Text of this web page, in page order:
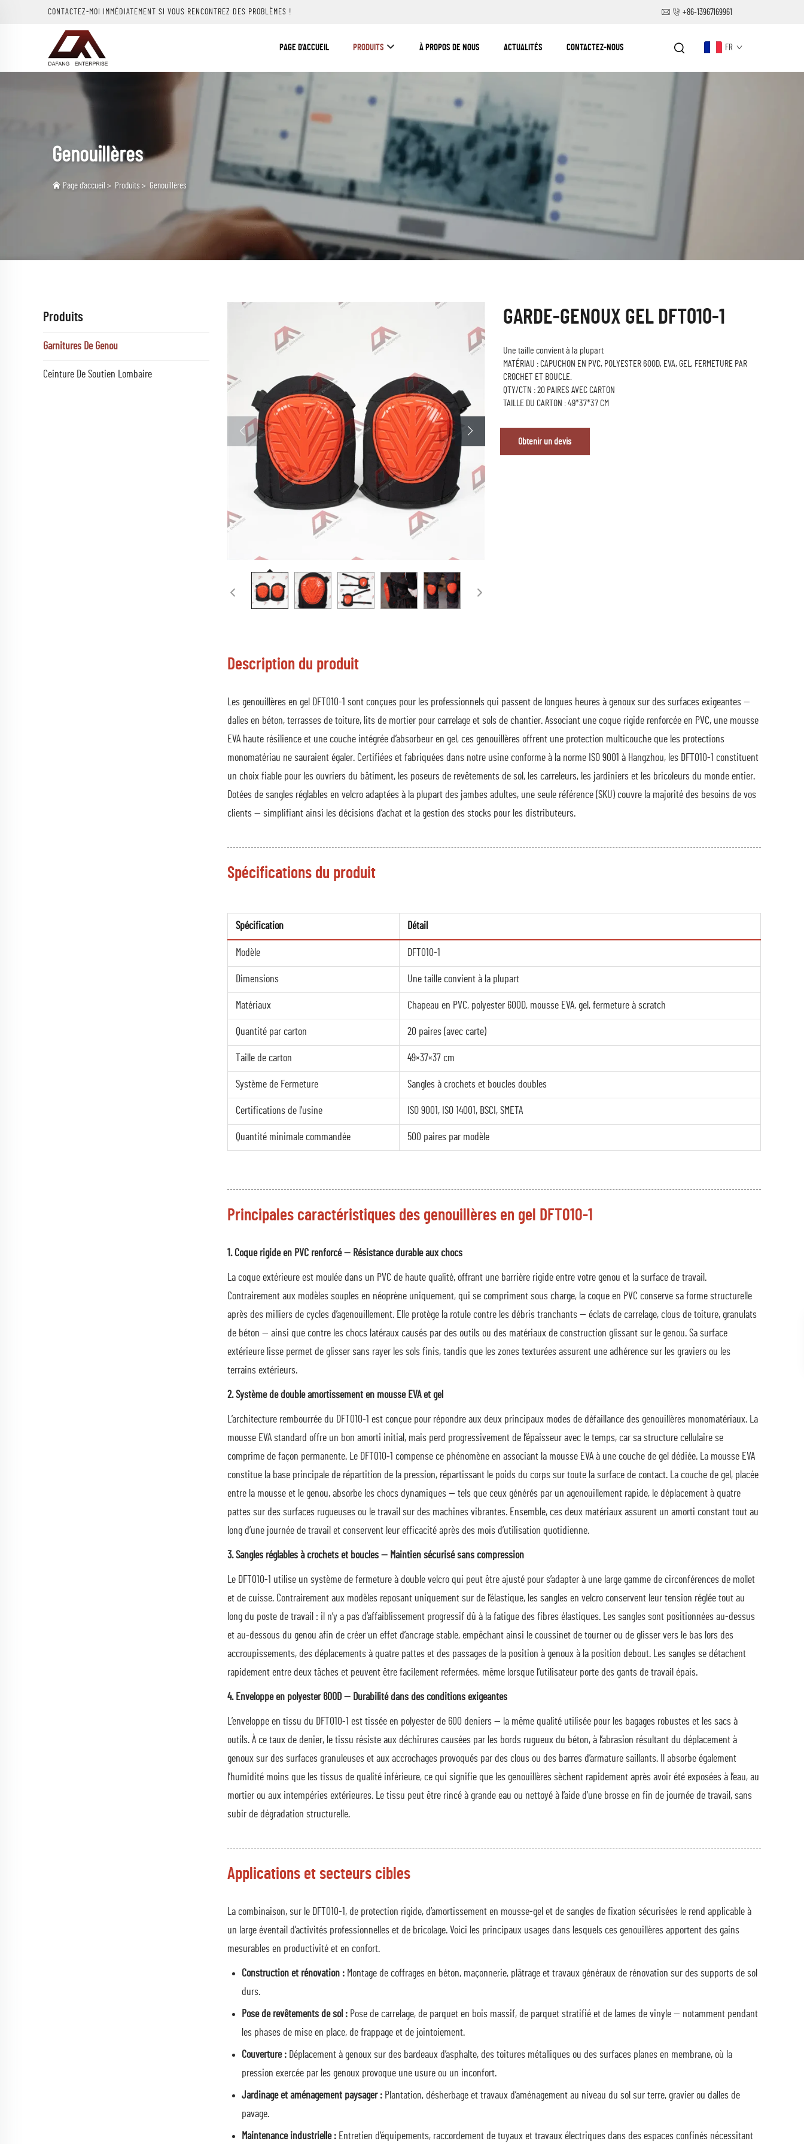
CONTACTEZ-MOI IMMÉDIATEMENT SI VOUS RENCONTREZ DES PROBLÈMES ! +86-13967169961
PAGE D’ACCUEIL PRODUITS À PROPOS DE NOUS ACTUALITÉS CONTACTEZ-NOUS FR
Genouillères
Page d’accueil > Produits > Genouillères
Produits
Garnitures De Genou
Ceinture De Soutien Lombaire
GARDE-GENOUX GEL DFT010-1
Une taille convient à la plupart
MATÉRIAU : CAPUCHON EN PVC, POLYESTER 600D, EVA, GEL, FERMETURE PAR
CROCHET ET BOUCLE.
QTY/CTN : 20 PAIRES AVEC CARTON
TAILLE DU CARTON : 49*37*37 CM
Obtenir un devis
Description du produit
Les genouillères en gel DFT010-1 sont conçues pour les professionnels qui passent de longues heures à genoux sur des surfaces exigeantes —
dalles en béton, terrasses de toiture, lits de mortier pour carrelage et sols de chantier. Associant une coque rigide renforcée en PVC, une mousse
EVA haute résilience et une couche intégrée d’absorbeur en gel, ces genouillères offrent une protection multicouche que les protections
monomatériau ne sauraient égaler. Certifiées et fabriquées dans notre usine conforme à la norme ISO 9001 à Hangzhou, les DFT010-1 constituent
un choix fiable pour les ouvriers du bâtiment, les poseurs de revêtements de sol, les carreleurs, les jardiniers et les bricoleurs du monde entier.
Dotées de sangles réglables en velcro adaptées à la plupart des jambes adultes, une seule référence (SKU) couvre la majorité des besoins de vos
clients — simplifiant ainsi les décisions d’achat et la gestion des stocks pour les distributeurs.
Spécifications du produit
Spécification Détail
Modèle DFT010-1
Dimensions Une taille convient à la plupart
Matériaux Chapeau en PVC, polyester 600D, mousse EVA, gel, fermeture à scratch
Quantité par carton 20 paires (avec carte)
Taille de carton 49×37×37 cm
Système de Fermeture Sangles à crochets et boucles doubles
Certifications de l'usine ISO 9001, ISO 14001, BSCI, SMETA
Quantité minimale commandée 500 paires par modèle
Principales caractéristiques des genouillères en gel DFT010-1
1. Coque rigide en PVC renforcé — Résistance durable aux chocs
La coque extérieure est moulée dans un PVC de haute qualité, offrant une barrière rigide entre votre genou et la surface de travail.
Contrairement aux modèles souples en néoprène uniquement, qui se compriment sous charge, la coque en PVC conserve sa forme structurelle
après des milliers de cycles d’agenouillement. Elle protège la rotule contre les débris tranchants — éclats de carrelage, clous de toiture, granulats
de béton — ainsi que contre les chocs latéraux causés par des outils ou des matériaux de construction glissant sur le genou. Sa surface
extérieure lisse permet de glisser sans rayer les sols finis, tandis que les zones texturées assurent une adhérence sur les graviers ou les
terrains extérieurs.
2. Système de double amortissement en mousse EVA et gel
L’architecture rembourrée du DFT010-1 est conçue pour répondre aux deux principaux modes de défaillance des genouillères monomatériaux. La
mousse EVA standard offre un bon amorti initial, mais perd progressivement de l’épaisseur avec le temps, car sa structure cellulaire se
comprime de façon permanente. Le DFT010-1 compense ce phénomène en associant la mousse EVA à une couche de gel dédiée. La mousse EVA
constitue la base principale de répartition de la pression, répartissant le poids du corps sur toute la surface de contact. La couche de gel, placée
entre la mousse et le genou, absorbe les chocs dynamiques — tels que ceux générés par un agenouillement rapide, le déplacement à quatre
pattes sur des surfaces rugueuses ou le travail sur des machines vibrantes. Ensemble, ces deux matériaux assurent un amorti constant tout au
long d’une journée de travail et conservent leur efficacité après des mois d’utilisation quotidienne.
3. Sangles réglables à crochets et boucles — Maintien sécurisé sans compression
Le DFT010-1 utilise un système de fermeture à double velcro qui peut être ajusté pour s’adapter à une large gamme de circonférences de mollet
et de cuisse. Contrairement aux modèles reposant uniquement sur de l’élastique, les sangles en velcro conservent leur tension réglée tout au
long du poste de travail : il n’y a pas d’affaiblissement progressif dû à la fatigue des fibres élastiques. Les sangles sont positionnées au-dessus
et au-dessous du genou afin de créer un effet d’ancrage stable, empêchant ainsi le coussinet de tourner ou de glisser vers le bas lors des
accroupissements, des déplacements à quatre pattes et des passages de la position à genoux à la position debout. Les sangles se détachent
rapidement entre deux tâches et peuvent être facilement refermées, même lorsque l’utilisateur porte des gants de travail épais.
4. Enveloppe en polyester 600D — Durabilité dans des conditions exigeantes
L’enveloppe en tissu du DFT010-1 est tissée en polyester de 600 deniers — la même qualité utilisée pour les bagages robustes et les sacs à
outils. À ce taux de denier, le tissu résiste aux déchirures causées par les bords rugueux du béton, à l’abrasion résultant du déplacement à
genoux sur des surfaces granuleuses et aux accrochages provoqués par des clous ou des barres d’armature saillants. Il absorbe également
l’humidité moins que les tissus de qualité inférieure, ce qui signifie que les genouillères sèchent rapidement après avoir été exposées à l’eau, au
mortier ou aux intempéries extérieures. Le tissu peut être rincé à grande eau ou nettoyé à l’aide d’une brosse en fin de journée de travail, sans
subir de dégradation structurelle.
Applications et secteurs cibles
La combinaison, sur le DFT010-1, de protection rigide, d’amortissement en mousse-gel et de sangles de fixation sécurisées le rend applicable à
un large éventail d’activités professionnelles et de bricolage. Voici les principaux usages dans lesquels ces genouillères apportent des gains
mesurables en productivité et en confort.
Construction et rénovation : Montage de coffrages en béton, maçonnerie, plâtrage et travaux généraux de rénovation sur des supports de sol
durs.
Pose de revêtements de sol : Pose de carrelage, de parquet en bois massif, de parquet stratifié et de lames de vinyle — notamment pendant
les phases de mise en place, de frappage et de jointoiement.
Couverture : Déplacement à genoux sur des bardeaux d’asphalte, des toitures métalliques ou des surfaces planes en membrane, où la
pression exercée par les genoux provoque une usure ou un inconfort.
Jardinage et aménagement paysager : Plantation, désherbage et travaux d’aménagement au niveau du sol sur terre, gravier ou dalles de
pavage.
Maintenance industrielle : Entretien d’équipements, raccordement de tuyaux et travaux électriques dans des espaces confinés nécessitant